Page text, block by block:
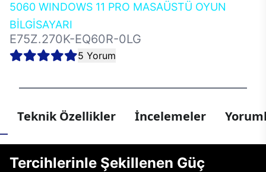
5060 WINDOWS 11 PRO MASAÜSTÜ OYUN
BİLGİSAYARI
E75Z.270K-EQ60R-0LG
5 Yorum
Teknik Özellikler İncelemeler
Tercihlerinle Şekillenen Güç